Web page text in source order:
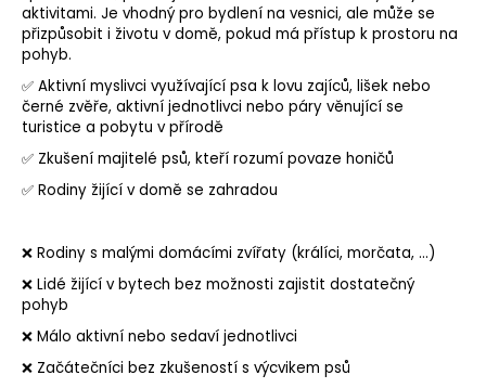
aktivitami. Je vhodný pro bydlení na vesnici, ale může se
přizpůsobit i životu v domě, pokud má přístup k prostoru na
pohyb.
✅ Aktivní myslivci využívající psa k lovu zajíců, lišek nebo
černé zvěře, aktivní jednotlivci nebo páry věnující se
turistice a pobytu v přírodě
✅ Zkušení majitelé psů, kteří rozumí povaze honičů
✅ Rodiny žijící v domě se zahradou
❌ Rodiny s malými domácími zvířaty (králíci, morčata, ...)
❌ Lidé žijící v bytech bez možnosti zajistit dostatečný
pohyb
❌ Málo aktivní nebo sedaví jednotlivci
❌ Začátečníci bez zkušeností s výcvikem psů